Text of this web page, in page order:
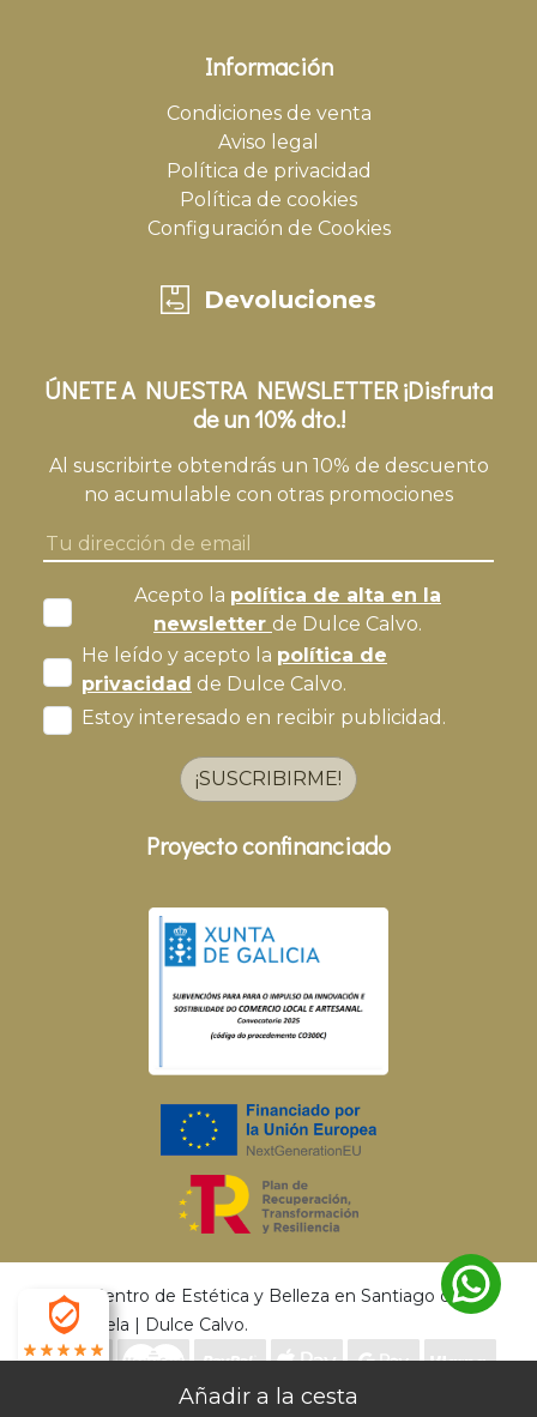
Información
Condiciones de venta
Aviso legal
Política de privacidad
Política de cookies
Configuración de Cookies
Devoluciones
ÚNETE A NUESTRA NEWSLETTER ¡Disfruta
de un 10% dto.!
Al suscribirte obtendrás un 10% de descuento
no acumulable con otras promociones
Acepto la política de alta en la
newsletter de Dulce Calvo.
He leído y acepto la política de
privacidad de Dulce Calvo.
Estoy interesado en recibir publicidad.
¡SUSCRIBIRME!
Proyecto confinanciado
© 2026 Centro de Estética y Belleza en Santiago de
Compostela | Dulce Calvo.
MEIGASOFT. Tecnología
Envío gratis a partir de 50€ | Entrega en 24 - 72